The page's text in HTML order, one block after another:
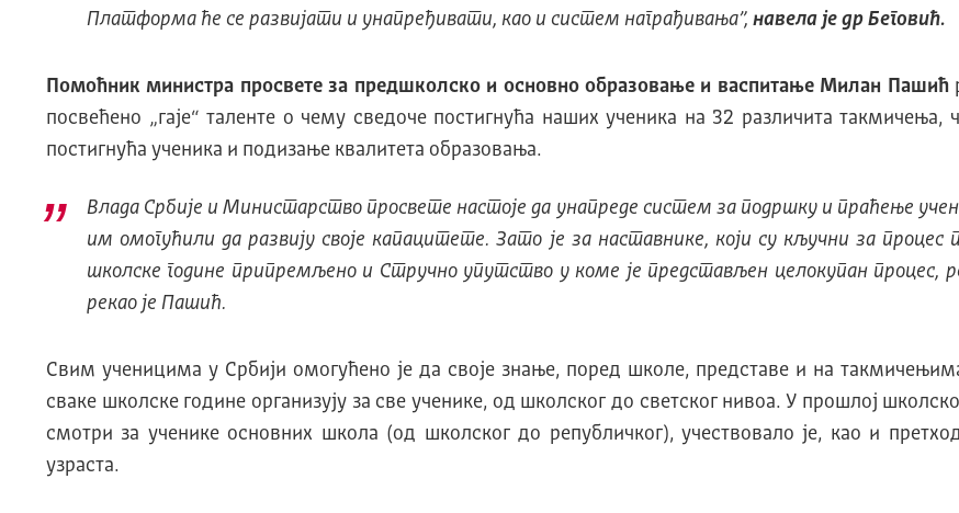
Платформа ће се развијати и унапређивати, као и систем награђивања”, навела је др Беговић.
Помоћник министра просвете за предшколско и основно образовање и васпитање Милан Пашић
посвећено „гаје“ таленте о чему сведоче постигнућа наших ученика на 32 различита
постигнућа ученика и подизање квалитета образовања.
Влада Србије и Министарство просвете настоје да унапреде систем за подршку и праћење
им омогућили да развију своје капацитете. Зато је за наставнике, који су кључни за
школске године припремљено и Стручно упутство у коме је представљен целокупан процес,
рекао је Пашић.
Свим ученицима у Србији омогућено је да своје знање, поред школе, представе и на
сваке школске године организују за све ученике, од школског до светског нивоа. У прошлој
смотри за ученике основних школа (од школског до републичког), учествовало је, као и
узраста.